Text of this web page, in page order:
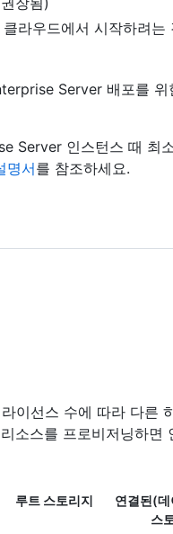
라우드에서 시작하려는
Server 배포를 위
Server 인스턴스 때 최
명서를 참조하세요.
이선스 수에 따라 다른
소스를 프로비저닝하면
루트 스토리지
연결된(데
스